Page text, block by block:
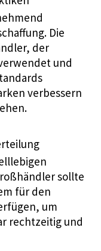
Die
der
und
verbessern
sollte
für den
um
rechtzeitig und